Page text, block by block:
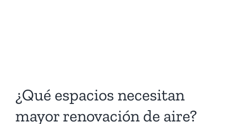
¿Qué espacios necesitan
mayor renovación de aire?